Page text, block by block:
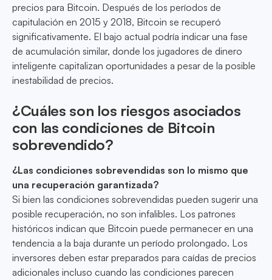
precios para Bitcoin. Después de los períodos de
capitulación en 2015 y 2018, Bitcoin se recuperó
significativamente. El bajo actual podría indicar una fase
de acumulación similar, donde los jugadores de dinero
inteligente capitalizan oportunidades a pesar de la posible
inestabilidad de precios.
¿Cuáles son los riesgos asociados
con las condiciones de Bitcoin
sobrevendido?
¿Las condiciones sobrevendidas son lo mismo que
una recuperación garantizada?
Si bien las condiciones sobrevendidas pueden sugerir una
posible recuperación, no son infalibles. Los patrones
históricos indican que Bitcoin puede permanecer en una
tendencia a la baja durante un período prolongado. Los
inversores deben estar preparados para caídas de precios
adicionales incluso cuando las condiciones parecen